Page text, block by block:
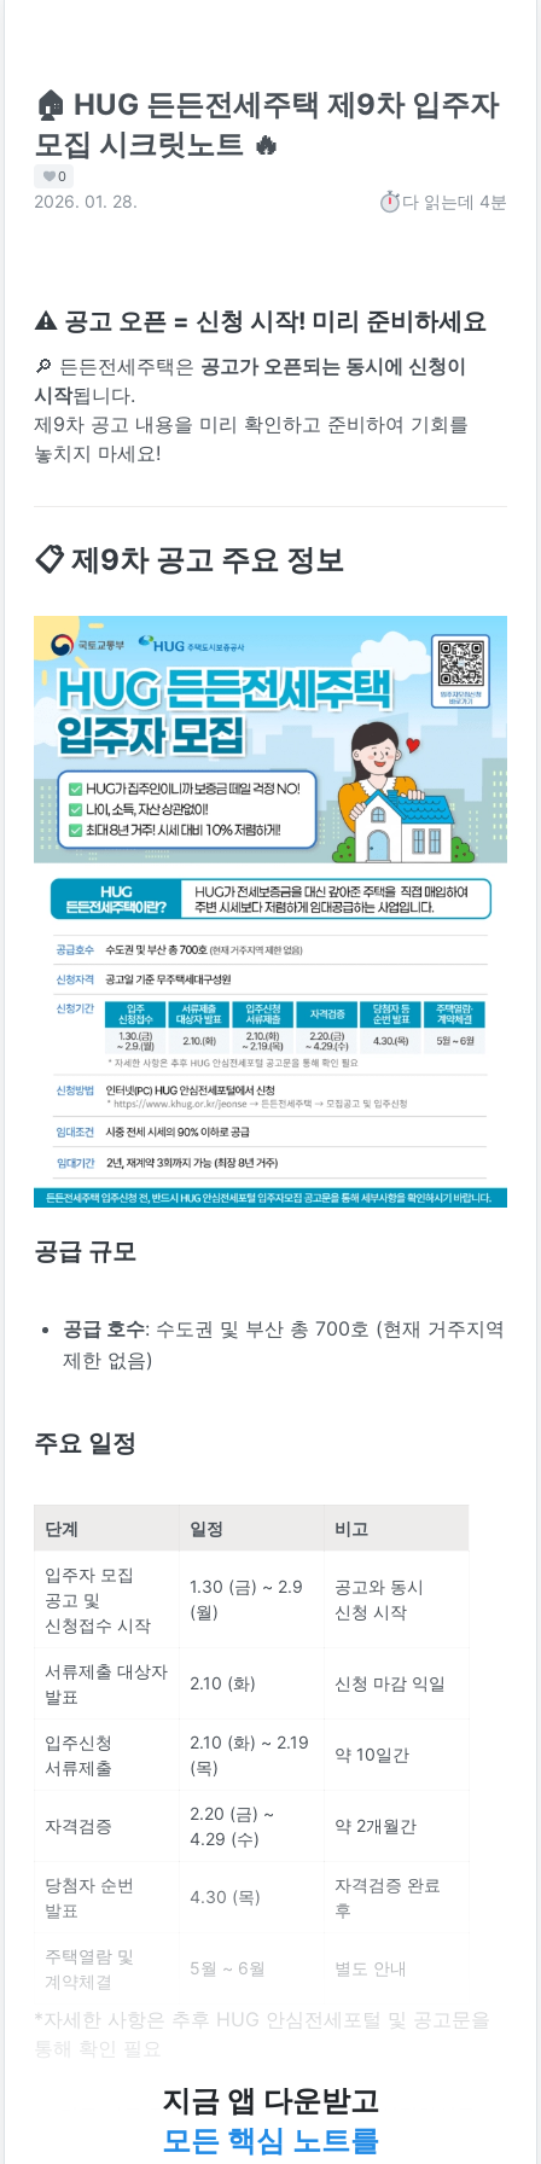
🏠 HUG 든든전세주택 제9차 입주자
모집 시크릿노트 🔥
0
2026. 01. 28. 다 읽는데 4분
⚠️ 공고 오픈 = 신청 시작! 미리 준비하세요
🔎 든든전세주택은 공고가 오픈되는 동시에 신청이
시작됩니다.
제9차 공고 내용을 미리 확인하고 준비하여 기회를
놓치지 마세요!
📋 제9차 공고 주요 정보
공급 규모
공급 호수: 수도권 및 부산 총 700호 (현재 거주지역
제한 없음)
주요 일정
단계 일정 비고
입주자 모집
공고 및
신청접수 시작
1.30 (금) ~ 2.9
(월)
공고와 동시
신청 시작
서류제출 대상자
발표
2.10 (화) 신청 마감 익일
입주신청
서류제출
2.10 (화) ~ 2.19
(목)
약 10일간
자격검증
2.20 (금) ~
4.29 (수)
약 2개월간
당첨자 순번
발표
4.30 (목)
자격검증 완료
후
주택열람 및
계약체결
5월 ~ 6월 별도 안내
*자세한 사항은 추후 HUG 안심전세포털 및 공고문을
통해 확인 필요
지금 바로 집지켜에서 공고 알람🔔을 설정하시고
놓치지 않게 준비하세요
지금 앱 다운받고
모든 핵심 노트를